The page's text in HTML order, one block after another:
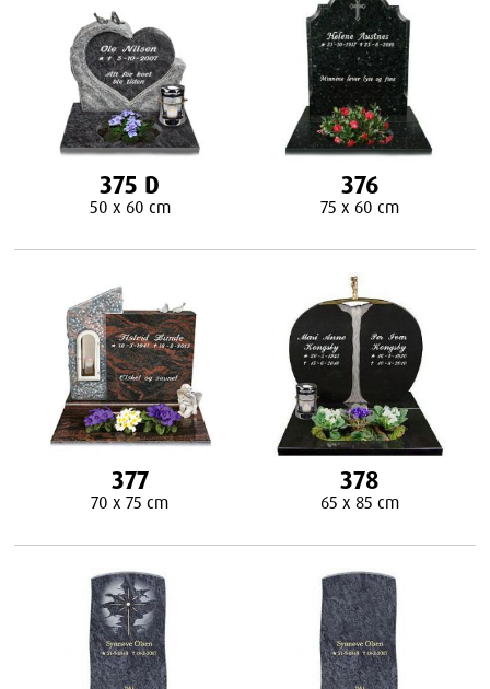
375 D
50 x 60 cm
376
75 x 60 cm
377
70 x 75 cm
378
65 x 85 cm